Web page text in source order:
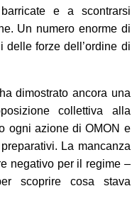
e a scontrarsi
Un numero enorme di
delle forze dell’ordine di
dimostrato ancora una
collettiva alla
ogni azione di OMON e
La mancanza
negativo per il regime –
scoprire cosa stava